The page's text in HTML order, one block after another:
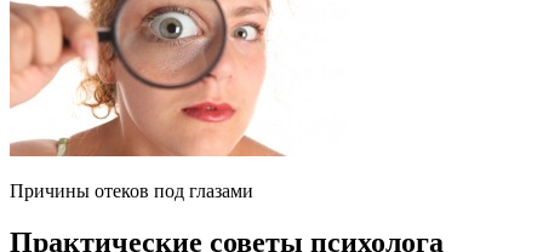
Причины отеков под глазами
Практические советы психолога